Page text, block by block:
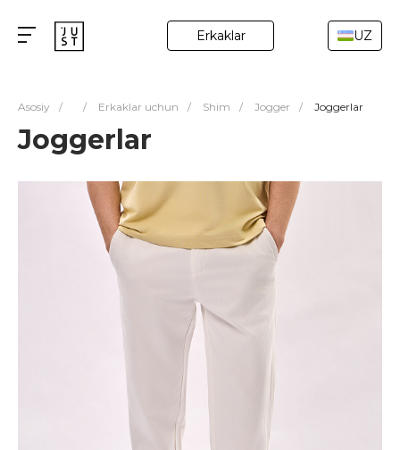
Erkaklar UZ
Asosiy / / Erkaklar uchun / Shim / Jogger / Joggerlar
Joggerlar